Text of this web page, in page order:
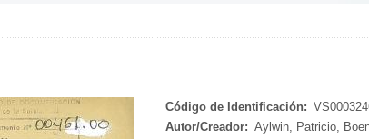
Código de Identificación:
Autor/Creador: Aylwin, Patricio,